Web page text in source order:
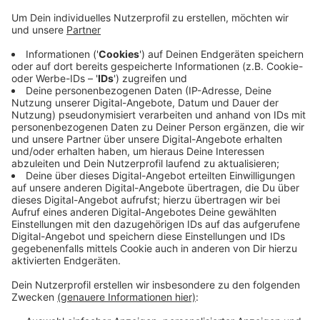
Anzeige
Ab morgen müssen sich Autofahrer an der B8 in Wesel
auf weitere Verkehrsstörungen einstellen. An der
Kreuzung der B8 mit der Dinslakener Landstraße wird
eine Leitung verlegt. Am Donnerstag laufen die
Arbeiten von 10 bis 15 Uhr, Freitag und Samstag
jeweils den ganzen Tag (Fr. 7 - 17 Uhr, Sa. 7 - 20 Uhr).
Eine Umleitung führt über die Dinslakener Landstraße
in Richtung Schillstraße.
Anzeige